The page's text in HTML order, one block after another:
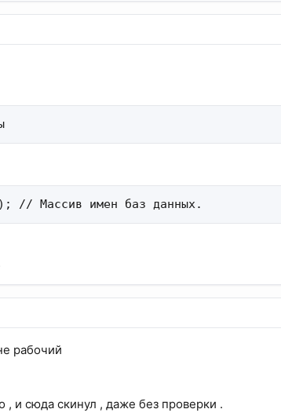
// Массив имен баз данных.
рабочий
, и сюда скинул , даже без проверки .